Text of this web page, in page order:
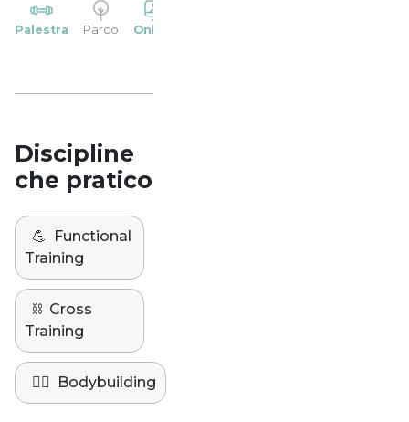
Palestra Parco Online
Discipline
che pratico
💪
Functional
Training
⛓️ Cross
Training
🏋️‍♀️ Bodybuilding